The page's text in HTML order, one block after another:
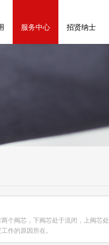
服务中心 招贤纳士
个阀芯，下阀芯处于流闭，上阀芯处
作的原因所在。